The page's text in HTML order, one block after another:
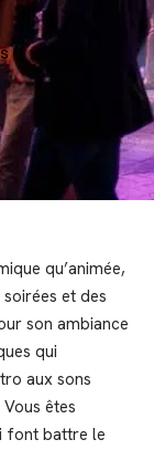
qu’animée,
et des
son ambiance
qui
aux sons
êtes
font battre le